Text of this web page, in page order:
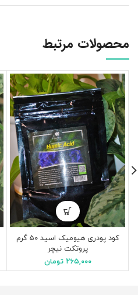
محصولات مرتبط
کود پودری هیومیک اسید ۵۰ گرم
پروتکت نیچر
۲۶۵,۰۰۰ تومان